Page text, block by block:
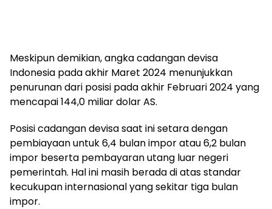
Meskipun demikian, angka cadangan devisa
Indonesia pada akhir Maret 2024 menunjukkan
penurunan dari posisi pada akhir Februari 2024 yang
mencapai 144,0 miliar dolar AS.
Posisi cadangan devisa saat ini setara dengan
pembiayaan untuk 6,4 bulan impor atau 6,2 bulan
impor beserta pembayaran utang luar negeri
pemerintah. Hal ini masih berada di atas standar
kecukupan internasional yang sekitar tiga bulan
impor.